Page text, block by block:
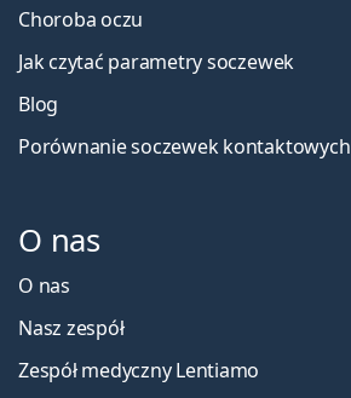
Choroba oczu
Jak czytać parametry soczewek
Blog
Porównanie soczewek kontaktowych
O nas
O nas
Nasz zespół
Zespół medyczny Lentiamo